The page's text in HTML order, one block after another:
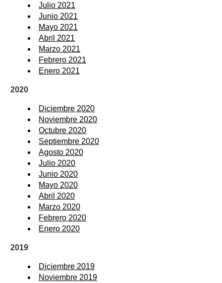
Julio 2021
Junio 2021
Mayo 2021
Abril 2021
Marzo 2021
Febrero 2021
Enero 2021
2020
Diciembre 2020
Noviembre 2020
Octubre 2020
Septiembre 2020
Agosto 2020
Julio 2020
Junio 2020
Mayo 2020
Abril 2020
Marzo 2020
Febrero 2020
Enero 2020
2019
Diciembre 2019
Noviembre 2019